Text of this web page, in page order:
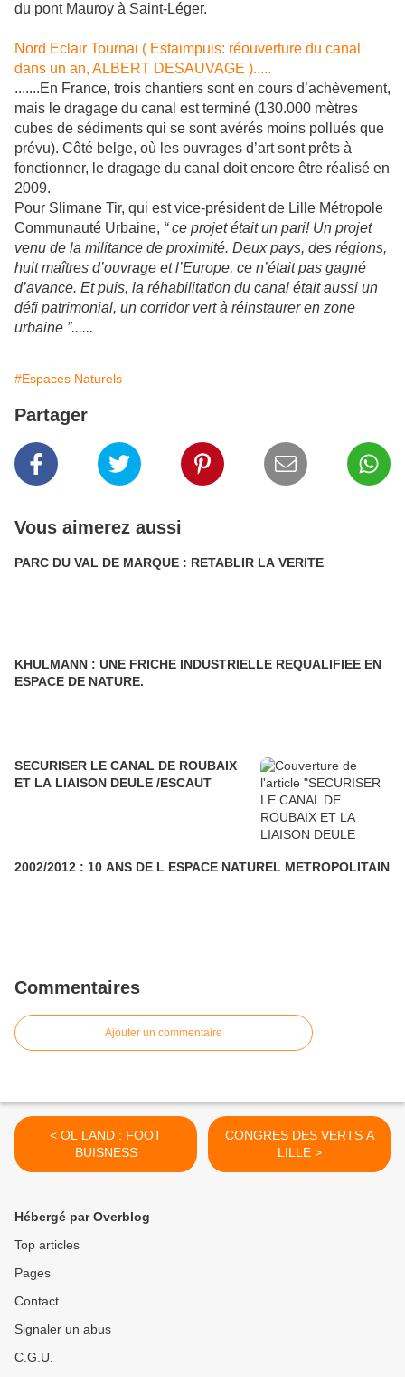
du pont Mauroy à Saint-Léger.
Nord Eclair Tournai ( Estaimpuis: réouverture du canal
dans un an, ALBERT DESAUVAGE ).....
.......En France, trois chantiers sont en cours d’achèvement,
mais le dragage du canal est terminé (130.000 mètres
cubes de sédiments qui se sont avérés moins pollués que
prévu). Côté belge, où les ouvrages d’art sont prêts à
fonctionner, le dragage du canal doit encore être réalisé en
2009.
Pour Slimane Tir, qui est vice-président de Lille Métropole
Communauté Urbaine, “ ce projet était un pari! Un projet
venu de la militance de proximité. Deux pays, des régions,
huit maîtres d’ouvrage et l’Europe, ce n’était pas gagné
d’avance. Et puis, la réhabilitation du canal était aussi un
défi patrimonial, un corridor vert à réinstaurer en zone
urbaine ”......
#Espaces Naturels
Partager
Vous aimerez aussi
PARC DU VAL DE MARQUE : RETABLIR LA VERITE
KHULMANN : UNE FRICHE INDUSTRIELLE REQUALIFIEE EN
ESPACE DE NATURE.
SECURISER LE CANAL DE ROUBAIX
ET LA LIAISON DEULE /ESCAUT
2002/2012 : 10 ANS DE L ESPACE NATUREL METROPOLITAIN
Commentaires
Ajouter un commentaire
< OL LAND : FOOT
BUISNESS
CONGRES DES VERTS A
LILLE >
Hébergé par Overblog
Top articles
Pages
Contact
Signaler un abus
C.G.U.